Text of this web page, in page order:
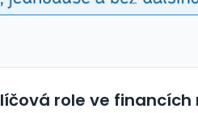
role ve